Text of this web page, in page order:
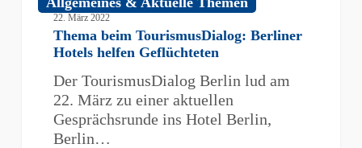
beim
TourismusDialog:
Berliner
Hotels
helfen
Geflüchteten
22. März 2022
Thema beim TourismusDialog: Berliner
Hotels helfen Geflüchteten
Der TourismusDialog Berlin lud am
22. März zu einer aktuellen
Gesprächsrunde ins Hotel Berlin,
Berlin…